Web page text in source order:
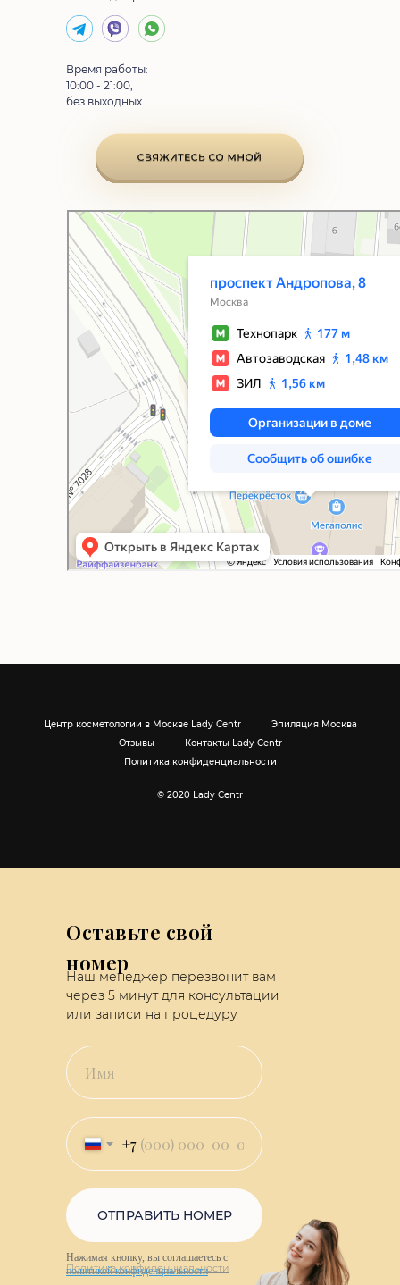
Время работы:
10:00 - 21:00,
без выходных
Москва
Проспект Андропова, 8 — Яндекс Карты
Центр косметологии в Москве Lady Centr
Эпиляция Москва
Отзывы
Контакты Lady Centr
Политика конфиденциальности
© 2020 Lady Centr
Оставьте свой
номер
Наш менеджер перезвонит вам
через 5 минут для консультации
или записи на процедуру
+7
ОТПРАВИТЬ НОМЕР
Нажимая кнопку, вы соглашаетесь с
политикой конфиденциальности
Политика конфиденциальности